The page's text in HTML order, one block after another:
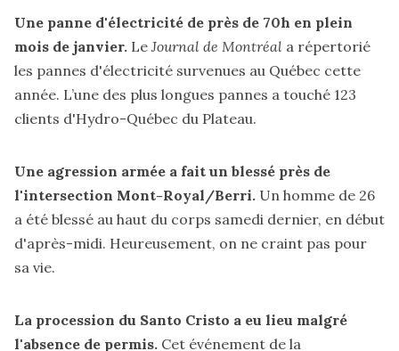
Une panne d'électricité de près de 70h en plein
mois de janvier. Le Journal de Montréal a répertorié
les pannes d'électricité survenues au Québec cette
année. L’une des plus longues pannes a touché 123
clients d'Hydro-Québec du Plateau.
Une agression armée a fait un blessé près de
l'intersection Mont-Royal/Berri. Un homme de 26
a été blessé au haut du corps samedi dernier, en début
d'après-midi. Heureusement, on ne craint pas pour
sa vie.
La procession du Santo Cristo a eu lieu malgré
l'absence de permis. Cet événement de la